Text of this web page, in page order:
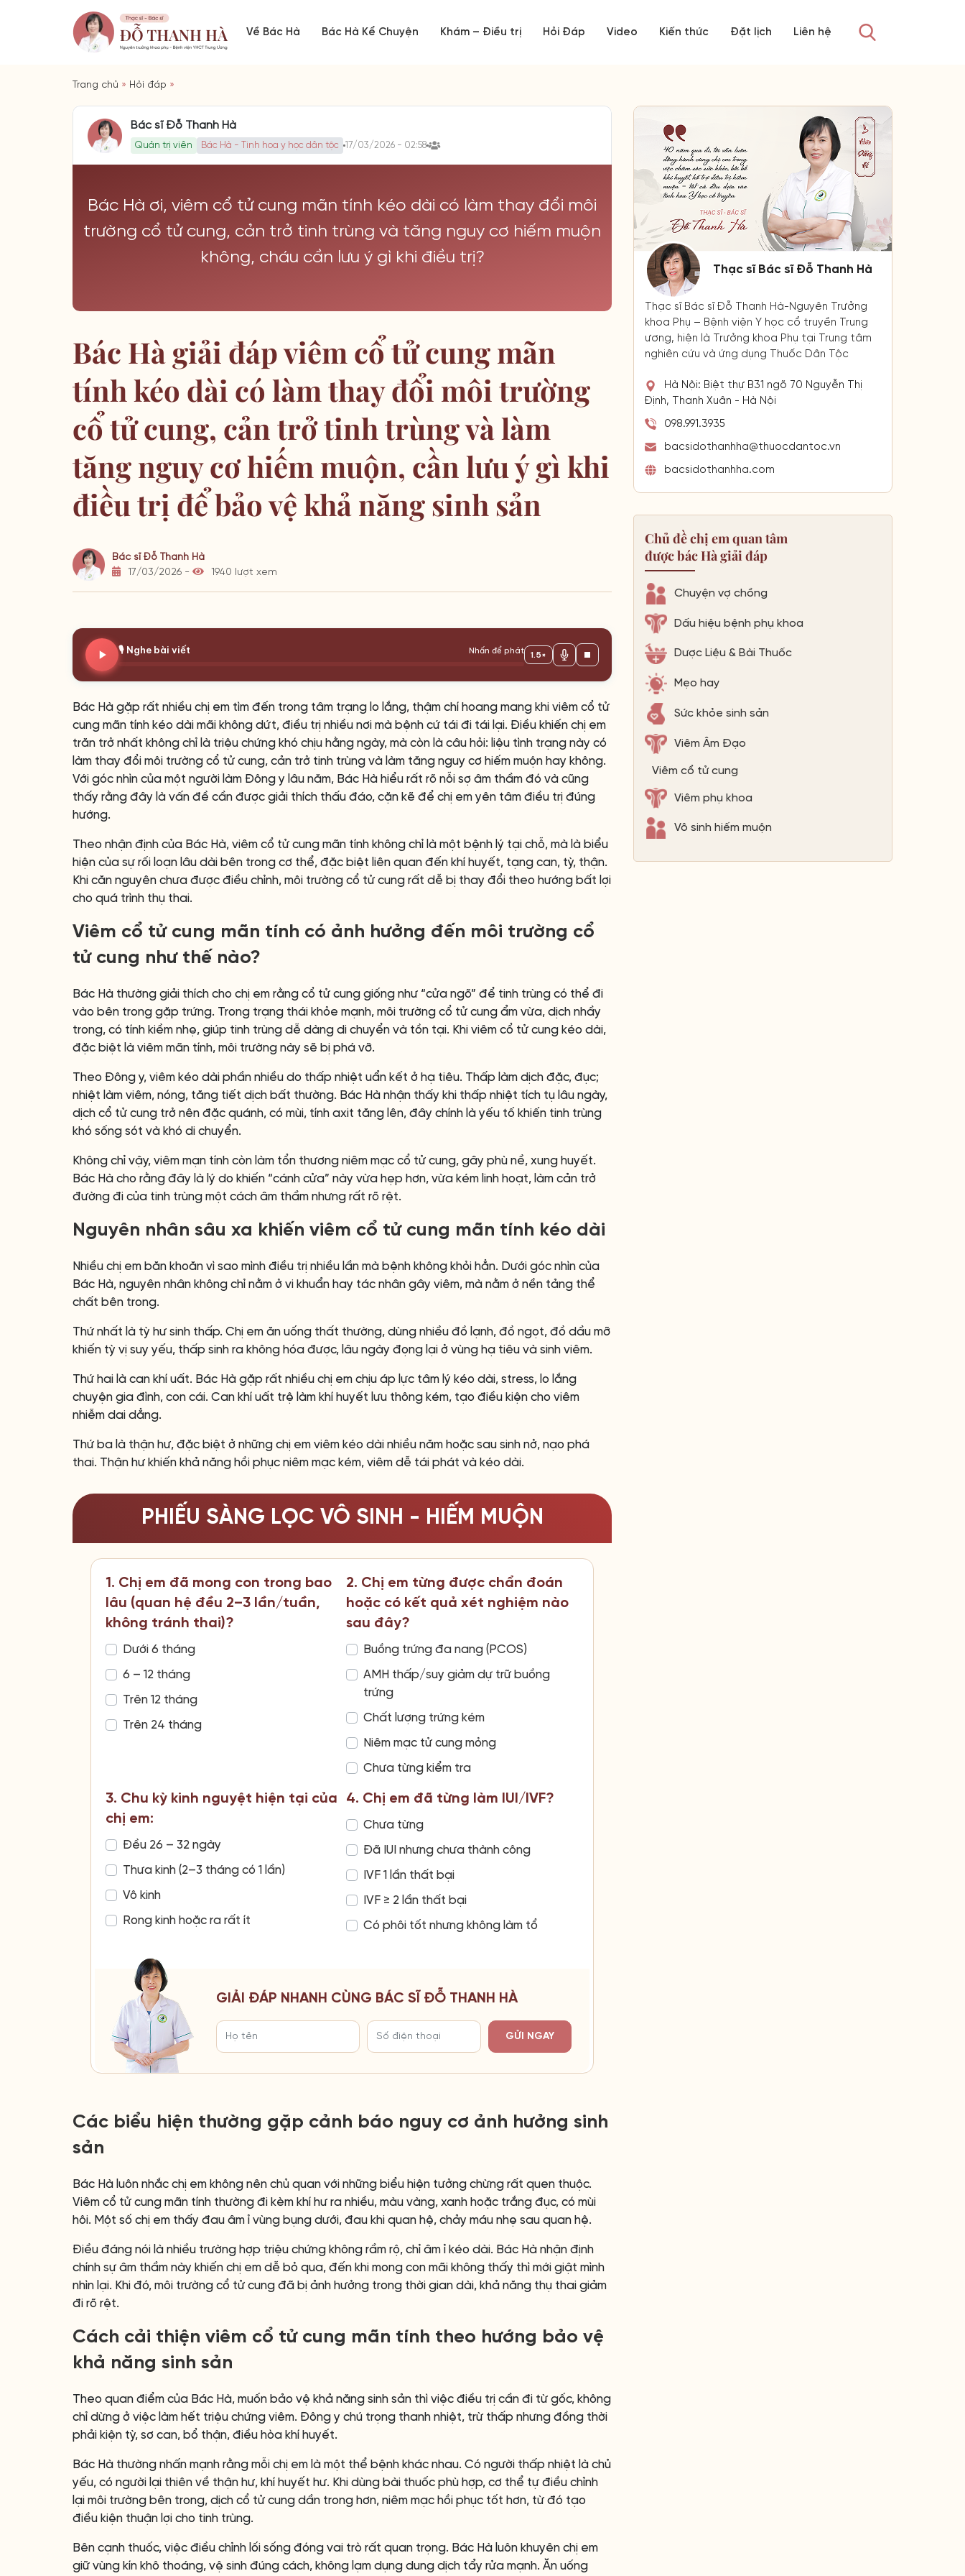
Về Bác Hà Bác Hà Kể Chuyện Khám – Điều trị Hỏi Đáp Video Kiến thức Đặt lịch Liên hệ
Trang chủ » Hỏi đáp »
Bác sĩ Đỗ Thanh Hà
Quản trị viên Bác Hà - Tinh hoa y học dân tộc 17/03/2026 - 02:58
Bác Hà ơi, viêm cổ tử cung mãn tính kéo dài có làm thay đổi môi
trường cổ tử cung, cản trở tinh trùng và tăng nguy cơ hiếm muộn
không, cháu cần lưu ý gì khi điều trị?
Bác Hà giải đáp viêm cổ tử cung mãn
tính kéo dài có làm thay đổi môi trường
cổ tử cung, cản trở tinh trùng và làm
tăng nguy cơ hiếm muộn, cần lưu ý gì khi
điều trị để bảo vệ khả năng sinh sản
Bác sĩ Đỗ Thanh Hà
17/03/2026 -
1940 lượt xem
🎙️ Nghe bài viết Nhấn để phát 1.5×
Bác Hà gặp rất nhiều chị em tìm đến trong tâm trạng lo lắng, thậm chí hoang mang khi viêm cổ tử
cung mãn tính kéo dài mãi không dứt, điều trị nhiều nơi mà bệnh cứ tái đi tái lại. Điều khiến chị em
trăn trở nhất không chỉ là triệu chứng khó chịu hằng ngày, mà còn là câu hỏi: liệu tình trạng này có
làm thay đổi môi trường cổ tử cung, cản trở tinh trùng và làm tăng nguy cơ hiếm muộn hay không.
Với góc nhìn của một người làm Đông y lâu năm, Bác Hà hiểu rất rõ nỗi sợ âm thầm đó và cũng
thấy rằng đây là vấn đề cần được giải thích thấu đáo, cặn kẽ để chị em yên tâm điều trị đúng
hướng.
Theo nhận định của Bác Hà, viêm cổ tử cung mãn tính không chỉ là một bệnh lý tại chỗ, mà là biểu
hiện của sự rối loạn lâu dài bên trong cơ thể, đặc biệt liên quan đến khí huyết, tạng can, tỳ, thận.
Khi căn nguyên chưa được điều chỉnh, môi trường cổ tử cung rất dễ bị thay đổi theo hướng bất lợi
cho quá trình thụ thai.
Viêm cổ tử cung mãn tính có ảnh hưởng đến môi trường cổ
tử cung như thế nào?
Bác Hà thường giải thích cho chị em rằng cổ tử cung giống như “cửa ngõ” để tinh trùng có thể đi
vào bên trong gặp trứng. Trong trạng thái khỏe mạnh, môi trường cổ tử cung ẩm vừa, dịch nhầy
trong, có tính kiềm nhẹ, giúp tinh trùng dễ dàng di chuyển và tồn tại. Khi viêm cổ tử cung kéo dài,
đặc biệt là viêm mãn tính, môi trường này sẽ bị phá vỡ.
Theo Đông y, viêm kéo dài phần nhiều do thấp nhiệt uẩn kết ở hạ tiêu. Thấp làm dịch đặc, đục;
nhiệt làm viêm, nóng, tăng tiết dịch bất thường. Bác Hà nhận thấy khi thấp nhiệt tích tụ lâu ngày,
dịch cổ tử cung trở nên đặc quánh, có mùi, tính axit tăng lên, đây chính là yếu tố khiến tinh trùng
khó sống sót và khó di chuyển.
Không chỉ vậy, viêm mạn tính còn làm tổn thương niêm mạc cổ tử cung, gây phù nề, xung huyết.
Bác Hà cho rằng đây là lý do khiến “cánh cửa” này vừa hẹp hơn, vừa kém linh hoạt, làm cản trở
đường đi của tinh trùng một cách âm thầm nhưng rất rõ rệt.
Nguyên nhân sâu xa khiến viêm cổ tử cung mãn tính kéo dài
Nhiều chị em băn khoăn vì sao mình điều trị nhiều lần mà bệnh không khỏi hẳn. Dưới góc nhìn của
Bác Hà, nguyên nhân không chỉ nằm ở vi khuẩn hay tác nhân gây viêm, mà nằm ở nền tảng thể
chất bên trong.
Thứ nhất là tỳ hư sinh thấp. Chị em ăn uống thất thường, dùng nhiều đồ lạnh, đồ ngọt, đồ dầu mỡ
khiến tỳ vị suy yếu, thấp sinh ra không hóa được, lâu ngày đọng lại ở vùng hạ tiêu và sinh viêm.
Thứ hai là can khí uất. Bác Hà gặp rất nhiều chị em chịu áp lực tâm lý kéo dài, stress, lo lắng
chuyện gia đình, con cái. Can khí uất trệ làm khí huyết lưu thông kém, tạo điều kiện cho viêm
nhiễm dai dẳng.
Thứ ba là thận hư, đặc biệt ở những chị em viêm kéo dài nhiều năm hoặc sau sinh nở, nạo phá
thai. Thận hư khiến khả năng hồi phục niêm mạc kém, viêm dễ tái phát và kéo dài.
PHIẾU SÀNG LỌC VÔ SINH - HIẾM MUỘN
1. Chị em đã mong con trong bao
lâu (quan hệ đều 2–3 lần/tuần,
không tránh thai)?
Dưới 6 tháng
6 – 12 tháng
Trên 12 tháng
Trên 24 tháng
2. Chị em từng được chẩn đoán
hoặc có kết quả xét nghiệm nào
sau đây?
Buồng trứng đa nang (PCOS)
AMH thấp/suy giảm dự trữ buồng
trứng
Chất lượng trứng kém
Niêm mạc tử cung mỏng
Chưa từng kiểm tra
3. Chu kỳ kinh nguyệt hiện tại của
chị em:
Đều 26 – 32 ngày
Thưa kinh (2–3 tháng có 1 lần)
Vô kinh
Rong kinh hoặc ra rất ít
4. Chị em đã từng làm IUI/IVF?
Chưa từng
Đã IUI nhưng chưa thành công
IVF 1 lần thất bại
IVF ≥ 2 lần thất bại
Có phôi tốt nhưng không làm tổ
GIẢI ĐÁP NHANH CÙNG BÁC SĨ ĐỖ THANH HÀ
GỬI NGAY
Các biểu hiện thường gặp cảnh báo nguy cơ ảnh hưởng sinh
sản
Bác Hà luôn nhắc chị em không nên chủ quan với những biểu hiện tưởng chừng rất quen thuộc.
Viêm cổ tử cung mãn tính thường đi kèm khí hư ra nhiều, màu vàng, xanh hoặc trắng đục, có mùi
hôi. Một số chị em thấy đau âm ỉ vùng bụng dưới, đau khi quan hệ, chảy máu nhẹ sau quan hệ.
Điều đáng nói là nhiều trường hợp triệu chứng không rầm rộ, chỉ âm ỉ kéo dài. Bác Hà nhận định
chính sự âm thầm này khiến chị em dễ bỏ qua, đến khi mong con mãi không thấy thì mới giật mình
nhìn lại. Khi đó, môi trường cổ tử cung đã bị ảnh hưởng trong thời gian dài, khả năng thụ thai giảm
đi rõ rệt.
Cách cải thiện viêm cổ tử cung mãn tính theo hướng bảo vệ
khả năng sinh sản
Theo quan điểm của Bác Hà, muốn bảo vệ khả năng sinh sản thì việc điều trị cần đi từ gốc, không
chỉ dừng ở việc làm hết triệu chứng viêm. Đông y chú trọng thanh nhiệt, trừ thấp nhưng đồng thời
phải kiện tỳ, sơ can, bổ thận, điều hòa khí huyết.
Bác Hà thường nhấn mạnh rằng mỗi chị em là một thể bệnh khác nhau. Có người thấp nhiệt là chủ
yếu, có người lại thiên về thận hư, khí huyết hư. Khi dùng bài thuốc phù hợp, cơ thể tự điều chỉnh
lại môi trường bên trong, dịch cổ tử cung dần trong hơn, niêm mạc hồi phục tốt hơn, từ đó tạo
điều kiện thuận lợi cho tinh trùng.
Bên cạnh thuốc, việc điều chỉnh lối sống đóng vai trò rất quan trọng. Bác Hà luôn khuyên chị em
giữ vùng kín khô thoáng, vệ sinh đúng cách, không lạm dụng dung dịch tẩy rửa mạnh. Ăn uống
Thạc sĩ Bác sĩ Đỗ Thanh Hà
Thạc sĩ Bác sĩ Đỗ Thanh Hà-Nguyên Trưởng
khoa Phụ – Bệnh viện Y học cổ truyền Trung
ương, hiện là Trưởng khoa Phụ tại Trung tâm
nghiên cứu và ứng dụng Thuốc Dân Tộc
Hà Nội: Biệt thự B31 ngõ 70 Nguyễn Thị
Định, Thanh Xuân - Hà Nội
098.991.3935
bacsidothanhha@thuocdantoc.vn
bacsidothanhha.com
Chủ đề chị em quan tâm
được bác Hà giải đáp
Chuyện vợ chồng
Dấu hiệu bệnh phụ khoa
Dược Liệu & Bài Thuốc
Mẹo hay
Sức khỏe sinh sản
Viêm Âm Đạo
Viêm cổ tử cung
Viêm phụ khoa
Vô sinh hiếm muộn